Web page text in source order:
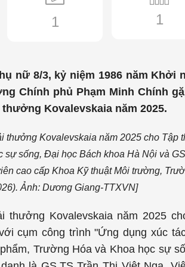
1 1
nữ 8/3, kỷ niệm 1986 năm Khởi
Chính phủ Phạm Minh Chính
Kovalevskaia năm 2025.
thưởng Kovalevskaia năm 2025 cho Tập
sống, Đại học Bách khoa Hà Nội và
cao cấp Khoa Kỹ thuật Môi trường,
Ảnh: Dương Giang-TTXVN]
thưởng Kovalevskaia năm 2025
cụm công trình "Ứng dụng xúc
Trường Hóa và Khoa học sự